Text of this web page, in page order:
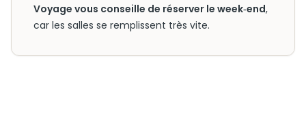
Voyage vous conseille de réserver le week‑end,
car les salles se remplissent très vite.